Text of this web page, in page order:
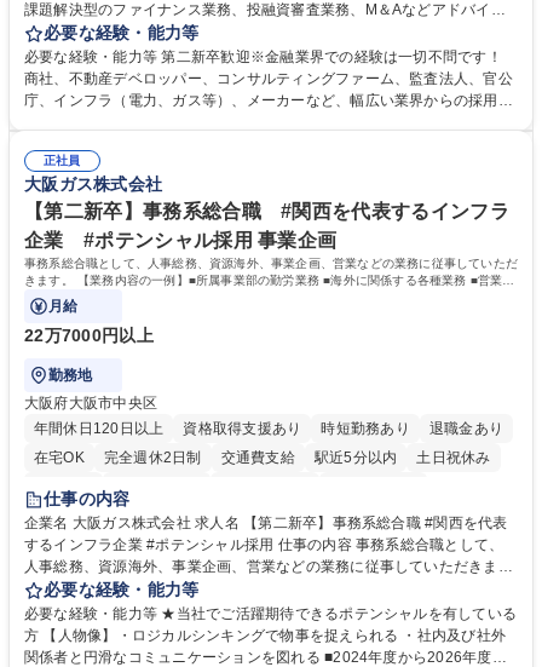
課題解決型のファイナンス業務、投融資審査業務、M＆Aなどアドバイザ
リー業務、地域戦略企画業務など、多様な業務に精通し、複数の専門性を
掛け合わせて広く社会に貢献していく職種です。 入社後は、横断的なロー
テーションを経て適性や専門性に応じたキャリアを形成していただきま
す。総合職として入社いただき、下記いずれかの部門でご活躍いただきま
ート・ナレッジ業務 ※それぞれの業務内容に関しては、別途その他労働条
件備考欄に記載 募集職種 【総合職/ポテンシャル採用(第2新卒)】投融資一
体型のソリューション提案
必要な経験・能力等
必要な経験・能力等 第二新卒歓迎※金融業界での経験は一切不問です！
商社、不動産デベロッパー、コンサルティングファーム、監査法人、官公
庁、インフラ（電力、ガス等）、メーカーなど、幅広い業界からの採用実
く高い志を併せもった人材を求めています。ポテンシャル採用（第2新
卒）では、金融業界での経験や知識を問いません。新たな時代を見据え
て、複雑化する社会課題の解決に向けて先鞭をつける役割を担いたい、と
いう気概をお持ちの方を心待ちにしています。 学歴・資格 学歴：大学院
大学 語学力： 資格：
正社員
大阪ガス株式会社
【第二新卒】事務系総合職 #関西を代表するインフラ
企業 #ポテンシャル採用 事業企画
事務系総合職として、人事総務、資源海外、事業企画、営業などの業務に従事していただ
きます。 【業務内容の一例】■所属事業部の勤労業務 ■海外に関係する各種業務 ■営業部
門の企画スタッフ、ルート営業
月給
22万7000円以上
勤務地
大阪府大阪市中央区
年間休日120日以上
資格取得支援あり 時短勤務あり
退職金あり
在宅OK
完全週休2日制 交通費支給 駅近5分以内
土日祝休み
服装自由
第二新卒歓迎
仕事の内容
企業名 大阪ガス株式会社 求人名 【第二新卒】事務系総合職 #関西を代表
するインフラ企業 #ポテンシャル採用 仕事の内容 事務系総合職として、
人事総務、資源海外、事業企画、営業などの業務に従事していただきま
す。 【業務内容の一例】■所属事業部の勤労業務 ■海外に関係する各種業
務 ■営業部門の企画スタッフ、ルート営業 【キャリアパス】入社後の配属
ポジションで一定期間ご活躍頂いた後、本人の適性及び将来のキャリアを
鑑みてジョブローテーションを行います。 【育成】OJTでの現場育成や研
必要な経験・能力等
必要な経験・能力等 ★当社でご活躍期待できるポテンシャルを有している
方 【人物像】・ロジカルシンキングで物事を捉えられる ・社内及び社外
関係者と円滑なコミュニケーションを図れる ■2024年度から2026年度ま